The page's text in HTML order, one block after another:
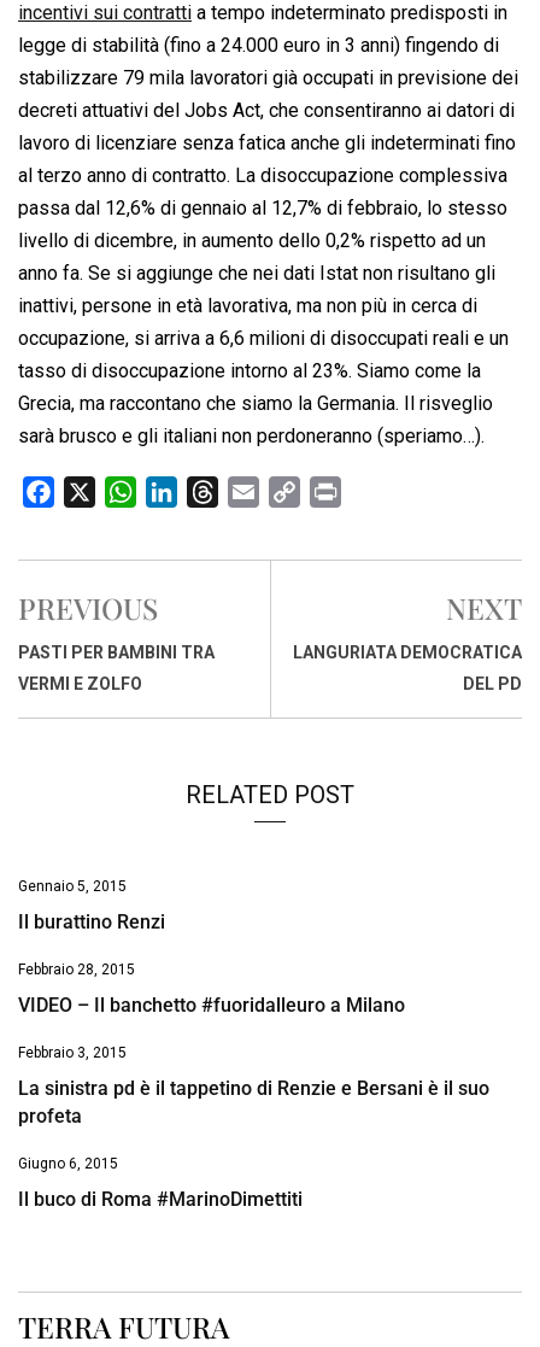
incentivi sui contratti a tempo indeterminato predisposti in
legge di stabilità (fino a 24.000 euro in 3 anni) fingendo di
stabilizzare 79 mila lavoratori già occupati in previsione dei
decreti attuativi del Jobs Act, che consentiranno ai datori di
lavoro di licenziare senza fatica anche gli indeterminati fino
al terzo anno di contratto. La disoccupazione complessiva
passa dal 12,6% di gennaio al 12,7% di febbraio, lo stesso
livello di dicembre, in aumento dello 0,2% rispetto ad un
anno fa. Se si aggiunge che nei dati Istat non risultano gli
inattivi, persone in età lavorativa, ma non più in cerca di
occupazione, si arriva a 6,6 milioni di disoccupati reali e un
tasso di disoccupazione intorno al 23%. Siamo come la
Grecia, ma raccontano che siamo la Germania. Il risveglio
sarà brusco e gli italiani non perdoneranno (speriamo…).
c
b
o
o
W
a
s
A
p
n
d
r
a
p
i
i
PREVIOUS
PASTI PER BAMBINI TRA
VERMI E ZOLFO
NEXT
LANGURIATA DEMOCRATICA
DEL PD
RELATED POST
Gennaio 5, 2015
Il burattino Renzi
Febbraio 28, 2015
VIDEO – Il banchetto #fuoridalleuro a Milano
Febbraio 3, 2015
La sinistra pd è il tappetino di Renzie e Bersani è il suo
profeta
Giugno 6, 2015
Il buco di Roma #MarinoDimettiti
TERRA FUTURA